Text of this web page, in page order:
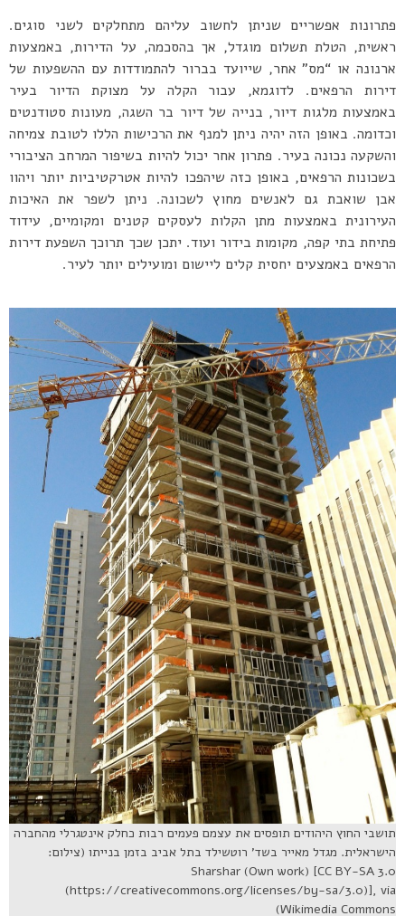
פתרונות אפשריים שניתן לחשוב עליהם מתחלקים לשני סוגים.
ראשית, הטלת תשלום מוגדל, אך בהסכמה, על הדירות, באמצעות
ארנונה או “מס” אחר, שייועד בברור להתמודדות עם ההשפעות של
דירות הרפאים. לדוגמא, עבור הקלה על מצוקת הדיור בעיר
באמצעות מלגות דיור, בנייה של דיור בר השגה, מעונות סטודנטים
וכדומה. באופן הזה יהיה ניתן למנף את הרכישות הללו לטובת צמיחה
והשקעה נכונה בעיר. פתרון אחר יכול להיות בשיפור המרחב הציבורי
בשכונות הרפאים, באופן כזה שיהפכו להיות אטרקטיביות יותר ויהוו
אבן שואבת גם לאנשים מחוץ לשכונה. ניתן לשפר את האיכות
העירונית באמצעות מתן הקלות לעסקים קטנים ומקומיים, עידוד
פתיחת בתי קפה, מקומות בידור ועוד. יתכן שכך תרוכך השפעת דירות
הרפאים באמצעים יחסית קלים ליישום ומועילים יותר לעיר.
תושבי החוץ היהודים תופסים את עצמם פעמים רבות כחלק אינטגרלי מהחברה
הישראלית. מגדל מאייר בשד’ רוטשילד בתל אביב בזמן בנייתו (צילום:
Sharshar (Own work) [CC BY-SA 3.0
(https://creativecommons.org/licenses/by-sa/3.0)], via
Wikimedia Commons)